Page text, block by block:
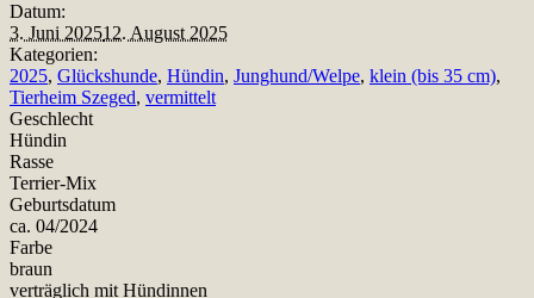
Datum:
3. Juni 202512. August 2025
Kategorien:
2025, Glückshunde, Hündin, Junghund/Welpe, klein (bis 35 cm),
Tierheim Szeged, vermittelt
Geschlecht
Hündin
Rasse
Terrier-Mix
Geburtsdatum
ca. 04/2024
Farbe
braun
verträglich mit Hündinnen